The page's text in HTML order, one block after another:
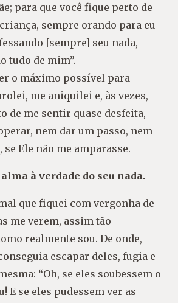
para que você fique perto de
sempre orando para eu
[sempre] seu nada,
tudo de mim”.
o máximo possível para
me aniquilei e, às vezes,
de me sentir quase desfeita,
nem dar um passo, nem
Ele não me amparasse.
à verdade do seu nada.
que fiquei com vergonha de
me verem, assim tão
realmente sou. De onde,
escapar deles, fugia e
“Oh, se eles soubessem o
E se eles pudessem ver as